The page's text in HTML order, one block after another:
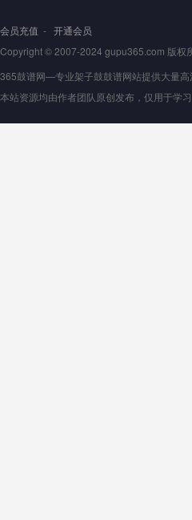
会员充值 - 开通会员
Copyright © 2007-2024 gupu365.com 版权
365鼓谱网—专业架子鼓鼓谱网站提供大量
本站资源均由作者团队原创发布，仅用于学